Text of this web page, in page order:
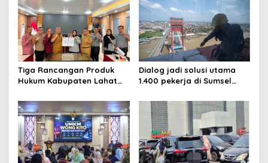
Tiga Rancangan Produk
Hukum Kabupaten Lahat
Harmonisasi
Dialog jadi solusi utama
1.400 pekerja di Sumsel